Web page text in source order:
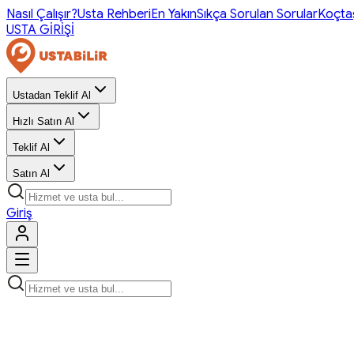
Nasıl Çalışır?Usta RehberiEn YakınSıkça Sorulan Sorular
USTA GİRİŞİ
Ustadan Teklif Al
Hızlı Satın Al
Teklif Al
Satın Al
Giriş